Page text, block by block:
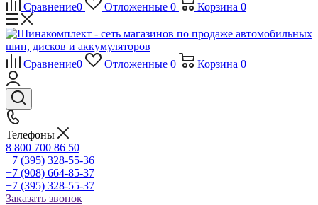
Сравнение0 Отложенные 0 Корзина 0
Сравнение0 Отложенные 0 Корзина 0
Телефоны
8 800 700 86 50
+7 (395) 328-55-36
+7 (908) 664-85-37
+7 (395) 328-55-37
Заказать звонок